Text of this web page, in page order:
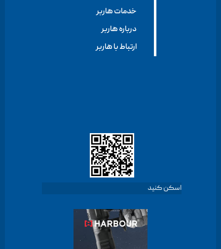
خدمات هاربر
درباره هاربر
ارتباط با هاربر
اسکن کنید